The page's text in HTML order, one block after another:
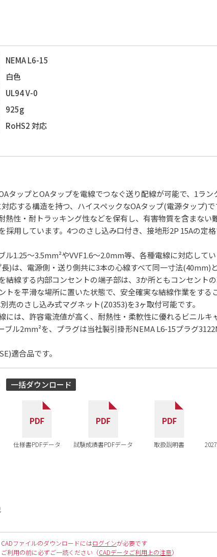
NEMA L6-15
白色
UL94 V-0
925g
RoHS2 対応
タップとOAタップを電線でつなぐ送り配線が可能で、1ラン
応する構造を持つ、ハイスペックなOAタップ(電源タップ)
熱性・耐トラッキング性などを保有し、有害物質を含まない
採用しています。4つのさし込み口付き、接地形2P 15Aの定
ル1.25〜3.5mm²やVVF1.6〜2.0mm等、各種電線に対応して
)は、電源側・送り側共に3本の心線すべて同一寸法(40mm)
結線する内部コンセントの端子部は、3か所ともコンセント
トを平滑な場所に置いた状態で、安全確実な結線作業をする
売のさし込み式マグネット(Z0353)を3ヶ取付可能です。
には、許容電流値が高く、耐熱性・柔軟性に優れるビニルキ
ブル2mm²を、プラグは当社製引掛形NEMA L6-15プラグ
適合品です。
仕様書PDFデータ 試験成績書PDFデータ 取扱説明書
一括ダウンロード
CADファイルのダウンロードにはログインが必要です
ご利用の前に必ずご一読ください（CADデータご利用上の注意）